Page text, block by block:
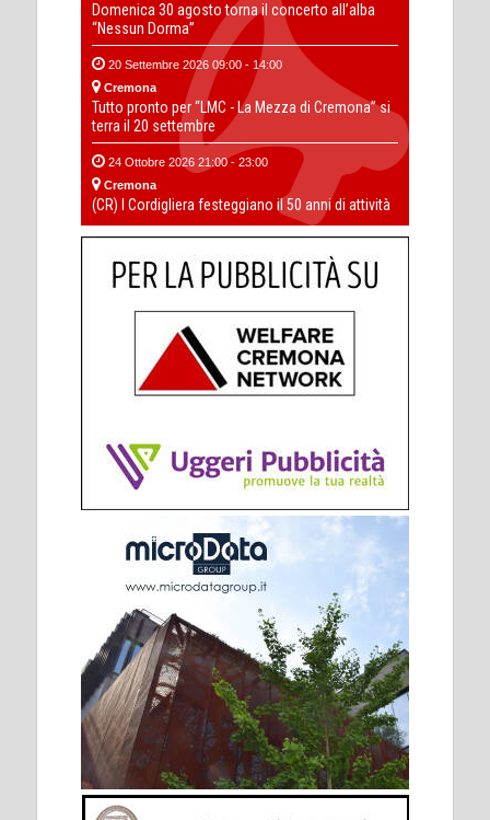
Domenica 30 agosto torna il concerto all’alba
“Nessun Dorma”
20 Settembre 2026 09:00 - 14:00
Cremona
Tutto pronto per “LMC - La Mezza di Cremona” si
terra il 20 settembre
24 Ottobre 2026 21:00 - 23:00
Cremona
(CR) I Cordigliera festeggiano il 50 anni di attività